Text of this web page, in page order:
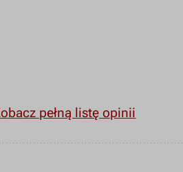
pełną listę opinii